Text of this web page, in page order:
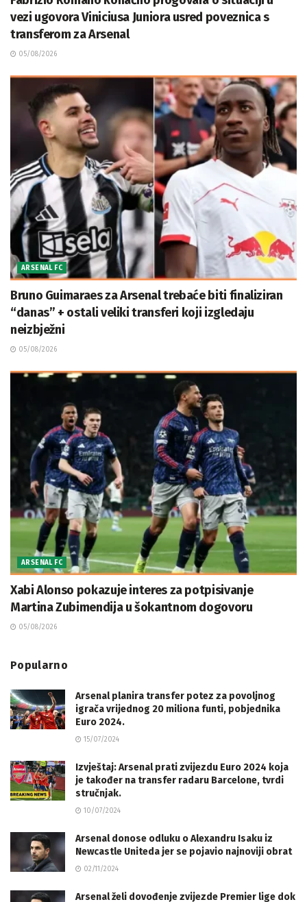
vezi ugovora Viniciusa Juniora usred poveznica s
transferom za Arsenal
05/08/2026
ARSENAL FC
Bruno Guimaraes za Arsenal trebaće biti finaliziran
“danas” + ostali veliki transferi koji izgledaju
neizbježni
05/08/2026
ARSENAL FC
Xabi Alonso pokazuje interes za potpisivanje
Martina Zubimendija u šokantnom dogovoru
05/08/2026
Popularno
Arsenal planira transfer potez za povoljnog
igrača vrijednog 20 miliona funti, pobjednika
Euro 2024.
15/07/2024
Izvještaj: Arsenal prati zvijezdu Euro 2024 koja
je također na transfer radaru Barcelone, tvrdi
stručnjak.
10/07/2024
Arsenal donose odluku o Alexandru Isaku iz
Newcastle Uniteda jer se pojavio najnoviji obrat
02/11/2024
Arsenal želi dovođenje zvijezde Premier lige dok